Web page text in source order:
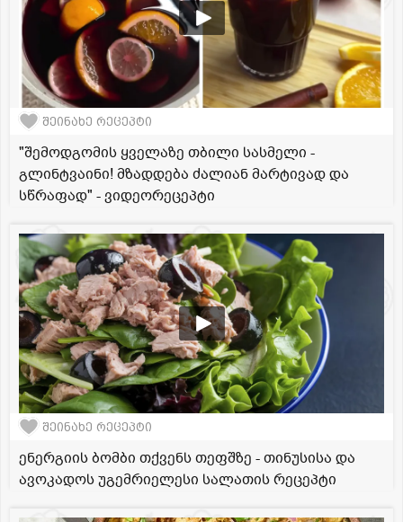
შეინახე რეცეპტი
"შემოდგომის ყველაზე თბილი სასმელი -
გლინტვაინი! მზადდება ძალიან მარტივად და
სწრაფად" - ვიდეორეცეპტი
შეინახე რეცეპტი
ენერგიის ბომბი თქვენს თეფშზე - თინუსისა და
ავოკადოს უგემრიელესი სალათის რეცეპტი